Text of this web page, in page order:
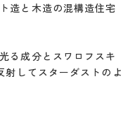
造と木造の混構造住宅
る成分とスワロフスキ
射してスターダストのよ